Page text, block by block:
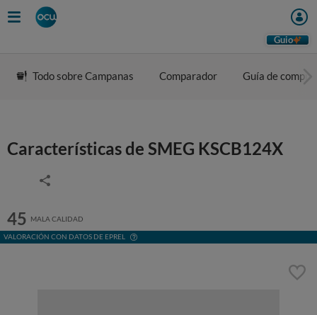
Guio
Todo sobre Campanas Comparador Guía de compra
Características de SMEG KSCB124X
45 MALA CALIDAD
VALORACIÓN CON DATOS DE EPREL